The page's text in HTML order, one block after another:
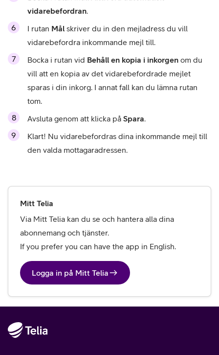
vidarebefordran.
I rutan Mål skriver du in den mejladress du vill
vidarebefordra inkommande mejl till.
Bocka i rutan vid Behåll en kopia i inkorgen om du
vill att en kopia av det vidarebefordrade mejlet
sparas i din inkorg. I annat fall kan du lämna rutan
tom.
Avsluta genom att klicka på Spara.
Klart! Nu vidarebefordras dina inkommande mejl till
den valda mottagaradressen.
Mitt Telia
Via Mitt Telia kan du se och hantera alla dina
abonnemang och tjänster.
If you prefer you can have the app in English.
Logga in på Mitt Telia